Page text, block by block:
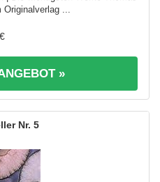
Originalverlag ...
»
5